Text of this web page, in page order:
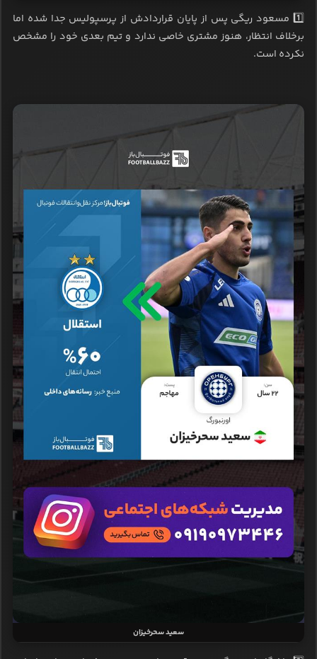
1️⃣ مسعود ریگی پس از پایان قراردادش از پرسپولیس جدا شده اما
برخلاف انتظار، هنوز مشتری خاصی ندارد و تیم بعدی خود را مشخص
نکرده است.
سعید سحرخیزان